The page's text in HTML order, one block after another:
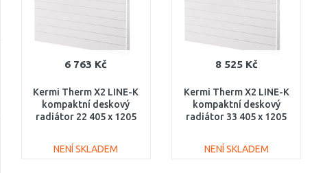
6 763 Kč
Kermi Therm X2 LINE-K
kompaktní deskový
radiátor 22 405 x 1205
NENÍ SKLADEM
8 525 Kč
Kermi Therm X2 LINE-K
kompaktní deskový
radiátor 33 405 x 1205
NENÍ SKLADEM